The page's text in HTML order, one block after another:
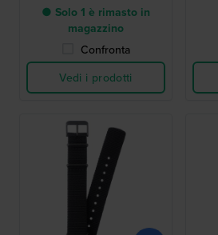
● Solo 1 è rimasto in
magazzino
Confronta
Vedi i prodotti